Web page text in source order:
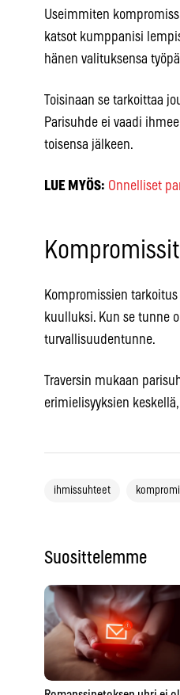
Useimmiten
katsot kumppanisi
hänen valituksensa
Toisinaan se tarkoittaa
Parisuhde ei vaadi
toisensa jälkeen.
LUE MYÖS: Onnelliset
Kompromissien
kuulluksi. Kun se tunne
turvallisuudentunne.
Traversin mukaan
erimielisyyksien
ihmissuhteet
Suosittelemme